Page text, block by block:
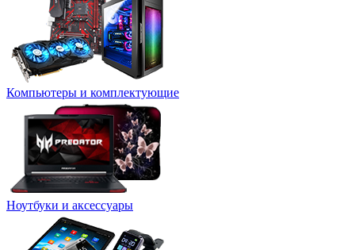
Компьютеры и комплектующие
Ноутбуки и аксессуары